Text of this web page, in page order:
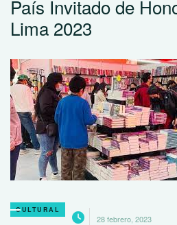
País Invitado de
Lima 2023
CULTURAL
28 febrero, 2023